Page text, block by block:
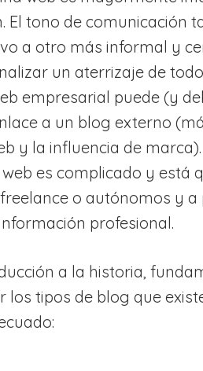
El tono de comunicación
a otro más informal y
un aterrizaje de
empresarial puede (y
a un blog externo
y la influencia de
es complicado y está
o autónomos y
profesional.
a la historia,
los tipos de blog que